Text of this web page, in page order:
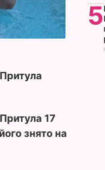
17
знято на
5